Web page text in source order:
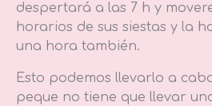
despertará a las 7 h y
horarios de sus siestas y la
una hora también.
Esto podemos llevarlo a
peque no tiene que llevar